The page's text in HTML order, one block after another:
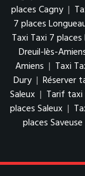
places Cagny |
7 places
Taxi Taxi 7
Dreuil-lès-
Amiens | Taxi
Dury | Réserver
Saleux | Tarif taxi
places Saleux |
places Saveuse